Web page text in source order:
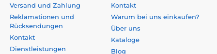
Versand und Zahlung
Reklamationen und
Rücksendungen
Kontakt
Dienstleistungen
Kontakt
Warum bei uns einkaufen?
Über uns
Kataloge
Blog